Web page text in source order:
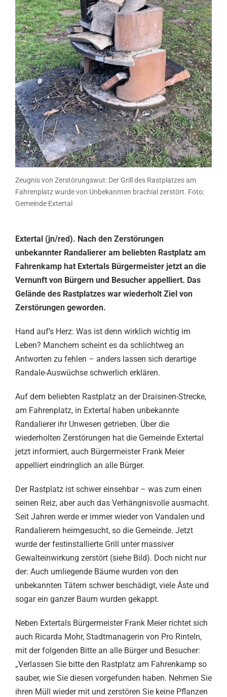
Zeugnis von Zerstörungswut: Der Grill des Rastplatzes am
Fahrenplatz wurde von Unbekannten brachial zerstört. Foto:
Gemeinde Extertal
Extertal (jn/red). Nach den Zerstörungen
unbekannter Randalierer am beliebten Rastplatz am
Fahrenkamp hat Extertals Bürgermeister jetzt an die
Vernunft von Bürgern und Besucher appelliert. Das
Gelände des Rastplatzes war wiederholt Ziel von
Zerstörungen geworden.
Hand auf’s Herz: Was ist denn wirklich wichtig im
Leben? Manchem scheint es da schlichtweg an
Antworten zu fehlen – anders lassen sich derartige
Randale-Auswüchse schwerlich erklären.
Auf dem beliebten Rastplatz an der Draisinen-Strecke,
am Fahrenplatz, in Extertal haben unbekannte
Randalierer ihr Unwesen getrieben. Über die
wiederholten Zerstörungen hat die Gemeinde Extertal
jetzt informiert, auch Bürgermeister Frank Meier
appelliert eindringlich an alle Bürger.
Der Rastplatz ist schwer einsehbar – was zum einen
seinen Reiz, aber auch das Verhängnisvolle ausmacht.
Seit Jahren werde er immer wieder von Vandalen und
Randalierern heimgesucht, so die Gemeinde. Jetzt
wurde der festinstallierte Grill unter massiver
Gewalteinwirkung zerstört (siehe Bild). Doch nicht nur
der: Auch umliegende Bäume wurden von den
unbekannten Tätern schwer beschädigt, viele Äste und
sogar ein ganzer Baum wurden gekappt.
Neben Extertals Bürgermeister Frank Meier richtet sich
auch Ricarda Mohr, Stadtmanagerin von Pro Rinteln,
mit der folgenden Bitte an alle Bürger und Besucher:
„Verlassen Sie bitte den Rastplatz am Fahrenkamp so
sauber, wie Sie diesen vorgefunden haben. Nehmen Sie
ihren Müll wieder mit und zerstören Sie keine Pflanzen